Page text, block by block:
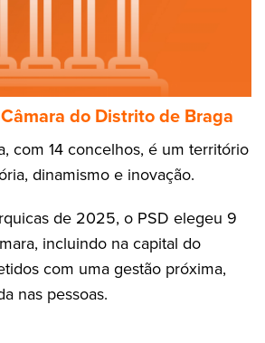
do Distrito de Braga
com 14 concelhos, é um território
dinamismo e inovação.
de 2025, o PSD elegeu 9
incluindo na capital do
com uma gestão próxima,
nas pessoas.